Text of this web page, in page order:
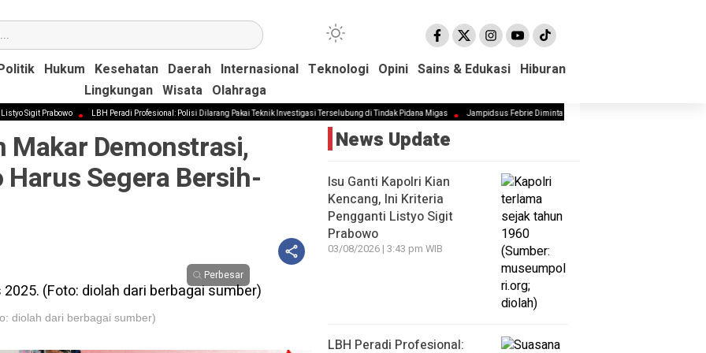
Hukum Kesehatan Daerah Internasional Teknologi Opini Sains & Edukasi Hiburan
Lingkungan Wisata Olahraga
Hukum Kesehatan Daerah Internasional Teknologi Opini Sains & Edukasi Hiburan
Lingkungan Wisata Olahraga
LBH Peradi Profesional: Polisi Dilarang Pakai Teknik Investigasi Terselubung di Tindak Pidana Migas Jampidsus Febrie Diminta Mundur Demi Jaga Marwah Kejagung dan
Makar Demonstrasi,
Segera Bersih-
Perbesar
diolah dari berbagai sumber)
News Update
Isu Ganti Kapolri Kian
Kencang, Ini Kriteria
Pengganti Listyo Sigit
Prabowo
03/08/2026 | 3:43 pm WIB
LBH Peradi Profesional: